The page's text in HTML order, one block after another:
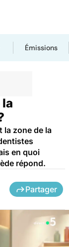
Émissions
la zone de la
en quoi
répond.
Partager